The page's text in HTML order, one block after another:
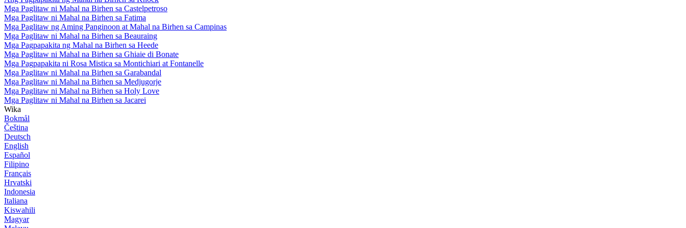
Mga Paglitaw ni Mahal na Birhen sa Castelpetroso
Mga Paglitaw ni Mahal na Birhen sa Fatima
Mga Paglitaw ng Aming Panginoon at Mahal na Birhen sa Campinas
Mga Paglitaw ni Mahal na Birhen sa Beauraing
Mga Pagpapakita ng Mahal na Birhen sa Heede
Mga Paglitaw ni Mahal na Birhen sa Ghiaie di Bonate
Mga Pagpapakita ni Rosa Mistica sa Montichiari at Fontanelle
Mga Paglitaw ni Mahal na Birhen sa Garabandal
Mga Paglitaw ni Mahal na Birhen sa Medjugorje
Mga Paglitaw ni Mahal na Birhen sa Holy Love
Mga Paglitaw ni Mahal na Birhen sa Jacarei
Wika
Bokmål
Čeština
Deutsch
English
Español
Filipino
Français
Hrvatski
Indonesia
Italiana
Kiswahili
Magyar